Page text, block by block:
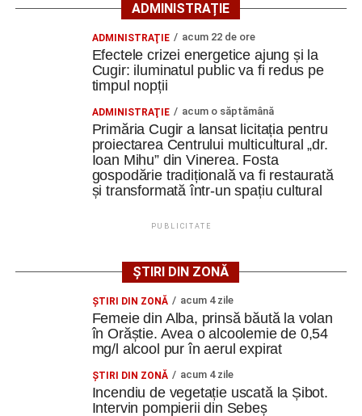
Clădirile au nevoie de lucrări
ample de consolidare
Potrivit documentației de licitație, expertizele tehnice au
acestea se numără infiltrații de apă, umiditate, degradarea
elementelor din lemn și a acoperișurilor, dar și prăbușirea
parțială a șurii.
De asemenea, instalațiile existente sunt depășite din
și pus în valoare, cu respectarea soluțiilor tehnice ce vor fi
stabilite în cadrul proiectului.
Spații pentru cultură, educație
și evenimente
ADMINISTRAȚIE
ADMINISTRAŢIE acum 22 de ore
Efectele crizei energetice ajung și la
Cugir: iluminatul public va fi redus pe
timpul nopții
ADMINISTRAŢIE acum o săptămână
Primăria Cugir a lansat licitația pentru
proiectarea Centrului multicultural „dr.
Ioan Mihu” din Vinerea. Fosta
gospodărie tradițională va fi restaurată
și transformată într-un spațiu cultural
PUBLICITATE
ȘTIRI DIN ZONĂ
ŞTIRI DIN ZONĂ acum 4 zile
Femeie din Alba, prinsă băută la volan
în Orăștie. Avea o alcoolemie de 0,54
mg/l alcool pur în aerul expirat
ŞTIRI DIN ZONĂ acum 4 zile
Incendiu de vegetație uscată la Șibot.
Intervin pompierii din Sebeș